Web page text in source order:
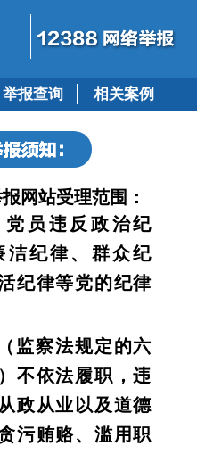
举报查询 相关案例
网站受理范围：
员违反政治纪
洁纪律、群众纪
纪律等党的纪律
监察法规定的六
不依法履职，违
政从业以及道德
污贿赂、滥用职